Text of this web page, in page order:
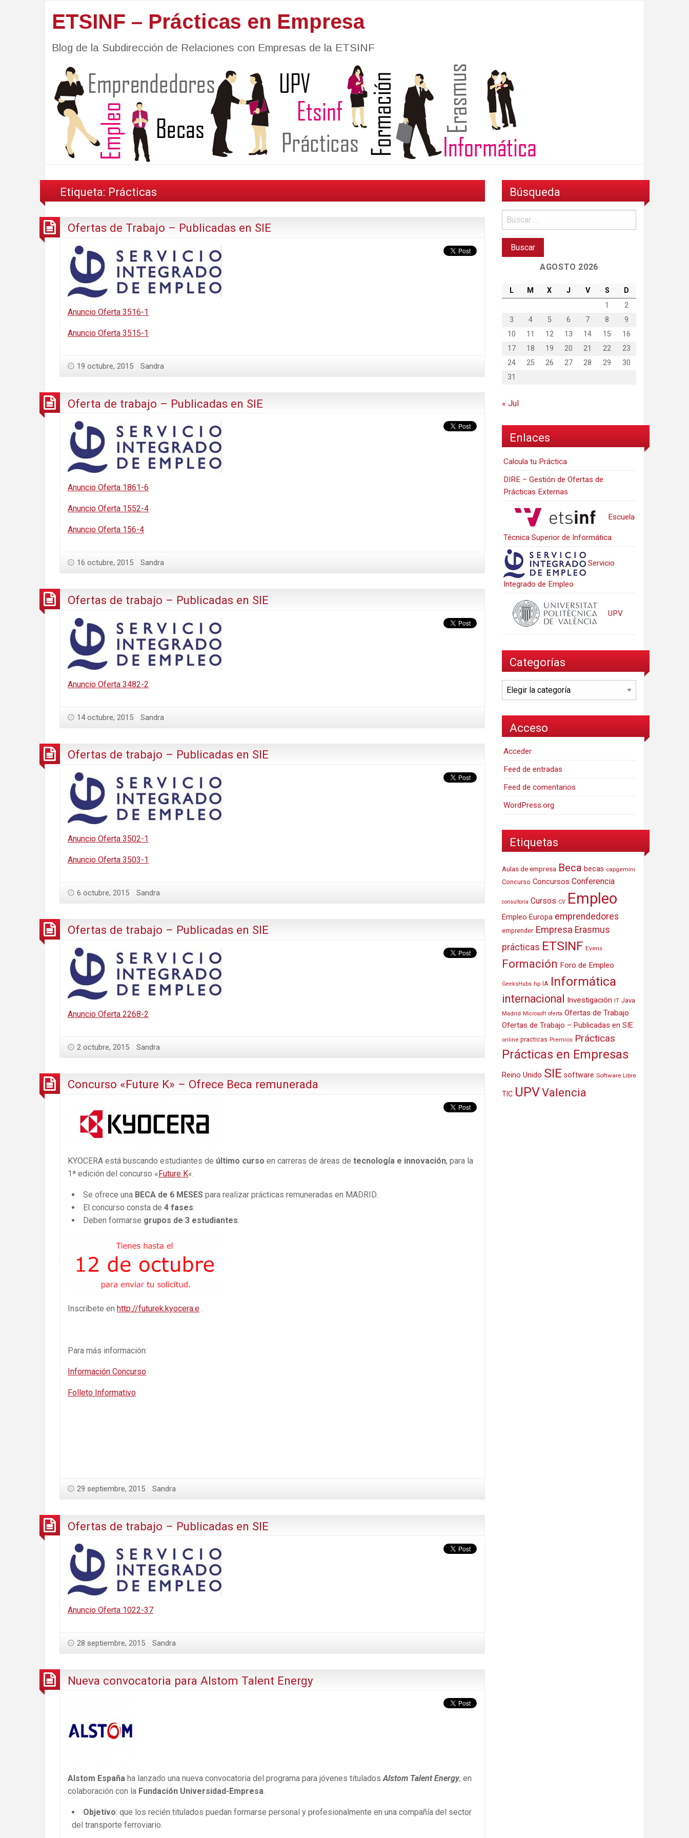
ETSINF – Prácticas en Empresa
Blog de la Subdirección de Relaciones con Empresas de la ETSINF
Etiqueta: Prácticas
Ofertas de Trabajo – Publicadas en SIE
Anuncio Oferta 3516-1
Anuncio Oferta 3515-1
19 octubre, 2015 Sandra
Oferta de trabajo – Publicadas en SIE
Anuncio Oferta 1861-6
Anuncio Oferta 1552-4
Anuncio Oferta 156-4
16 octubre, 2015 Sandra
Ofertas de trabajo – Publicadas en SIE
Anuncio Oferta 3482-2
14 octubre, 2015 Sandra
Ofertas de trabajo – Publicadas en SIE
Anuncio Oferta 3502-1
Anuncio Oferta 3503-1
6 octubre, 2015 Sandra
Ofertas de trabajo – Publicadas en SIE
Anuncio Oferta 2268-2
2 octubre, 2015 Sandra
Concurso «Future K» – Ofrece Beca remunerada
KYOCERA está buscando estudiantes de último curso en carreras de áreas de tecnología e innovación, para la
1ª edición del concurso «Future K«.
Se ofrece una BECA de 6 MESES para realizar prácticas remuneradas en MADRID.
El concurso consta de 4 fases.
Deben formarse grupos de 3 estudiantes.
Inscríbete en http://futurek.kyocera.e .
Para más información:
Información Concurso
Folleto Informativo
29 septiembre, 2015 Sandra
Ofertas de trabajo – Publicadas en SIE
Anuncio Oferta 1022-37
28 septiembre, 2015 Sandra
Nueva convocatoria para Alstom Talent Energy
Alstom España ha lanzado una nueva convocatoria del programa para jóvenes tituladosAlstom Talent Energy, en
colaboración con la Fundación Universidad-Empresa.
Objetivo: que los recién titulados puedan formarse personal y profesionalmente en una compañía del sector
del transporte ferroviario.
Búsqueda
AGOSTO 2026
L M X J V S
D
1
2
3
4 5 6 7 8
9
10
11 12 13 14 15
16
17
18 19 20 21 22
23
24
25 26 27 28 29
30
31
« Jul
Enlaces
Calcula tu Práctica
DIRE – Gestión de Ofertas de
Prácticas Externas
Escuela
Técnica Superior de Informática
Servicio
Integrado de Empleo
UPV
Categorías
Categorías
Acceso
Acceder
Feed de entradas
Feed de comentarios
WordPress.org
Etiquetas
Aulas de empresa Beca becas capgemini
Concurso Concursos Conferencia
consultoria Cursos CV Empleo
Empleo Europa emprendedores
emprender Empresa Erasmus
prácticas ETSINF Everis
Formación Foro de Empleo
GeeksHubs hp IA Informática
internacional Investigación IT Java
Madrid Microsoft oferta Ofertas de Trabajo
Ofertas de Trabajo – Publicadas en SIE
online practicas Premios Prácticas
Prácticas en Empresas
Reino Unido SIE software Software Libre
TIC UPVValencia